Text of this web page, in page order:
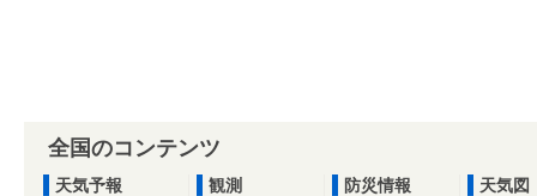
全国のコンテンツ
天気予報
観測
防災情報
天気図